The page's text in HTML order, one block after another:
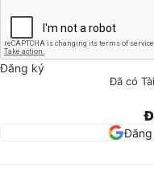
Đăng ký
Đã có
Đăng